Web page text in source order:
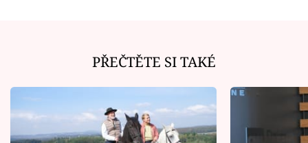
PŘEČTĚTE SI TAKÉ